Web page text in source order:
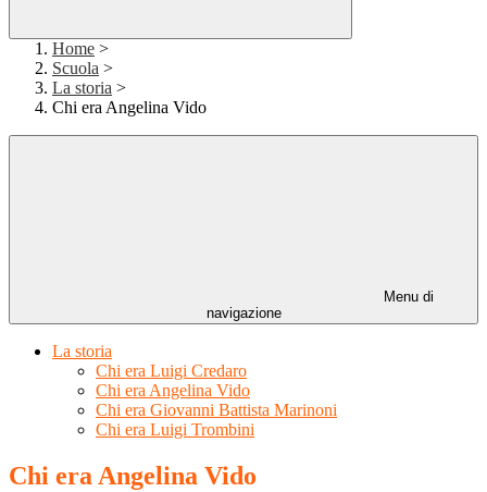
Home >
Scuola >
La storia >
Chi era Angelina Vido
Menu di
navigazione
La storia
Chi era Luigi Credaro
Chi era Angelina Vido
Chi era Giovanni Battista Marinoni
Chi era Luigi Trombini
Chi era Angelina Vido